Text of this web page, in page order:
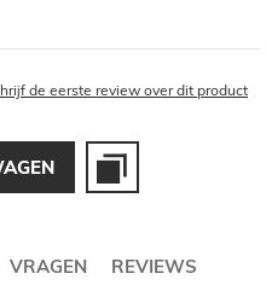
de eerste review over dit product
VRAGEN REVIEWS